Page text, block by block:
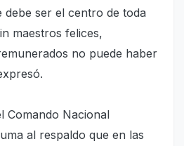
debe ser el centro de toda
maestros felices,
no puede haber
Comando Nacional
al respaldo que en las